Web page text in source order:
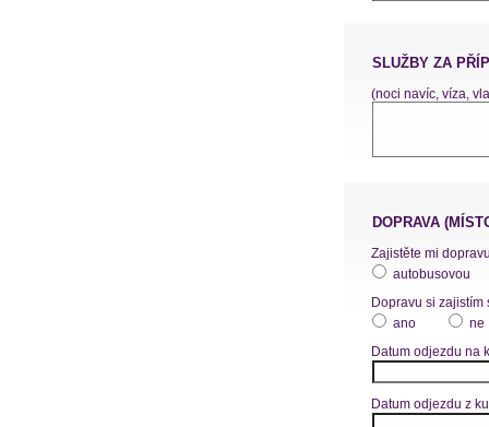
SLUŽBY ZA
(noci navíc, víza,
DOPRAVA
Zajistěte mi
autobusovou
Dopravu si zajistím
ano
ne
Datum odjezdu na
Datum odjezdu z